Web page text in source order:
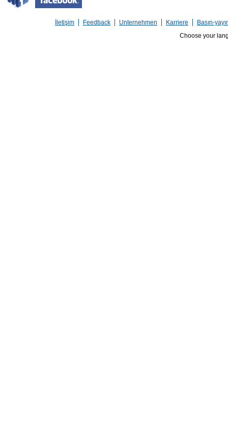
İletişim Feedback Unternehmen Karriere
Basın-
Choose your